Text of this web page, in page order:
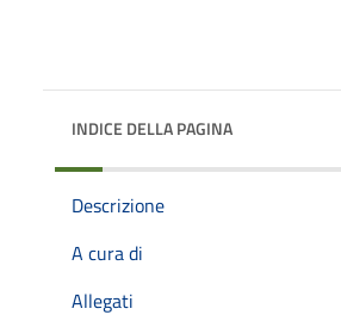
INDICE DELLA PAGINA
Descrizione
A cura di
Allegati